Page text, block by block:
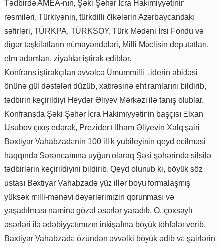
Tədbirdə AMEA-nın, Şəki Şəhər İcra Hakimiyyətinin
rəsmiləri, Türkiyənin, türkdilli ölkələrin Azərbaycandakı
səfirləri, TÜRKPA, TÜRKSOY, Türk Mədəni İrsi Fondu və
digər təşkilatların nümayəndələri, Milli Məclisin deputatları,
elm adamları, ziyalılar iştirak ediblər.
Konfrans iştirakçıları əvvəlcə Ümummilli Liderin abidəsi
önünə gül dəstələri düzüb, xatirəsinə ehtiramlarını bildirib,
tədbirin keçirildiyi Heydər Əliyev Mərkəzi ilə tanış olublar.
Konfransda Şəki Şəhər İcra Hakimiyyətinin başçısı Elxan
Usubov çıxış edərək, Prezident İlham Əliyevin Xalq şairi
Bəxtiyar Vahabzadənin 100 illik yubileyinin qeyd edilməsi
haqqında Sərəncamına uyğun olaraq Şəki şəhərində silsilə
tədbirlərin keçirildiyini bildirib. Qeyd olunub ki, böyük söz
ustası Bəxtiyar Vahabzadə yüz illər boyu formalaşmış
yüksək milli-mənəvi dəyərlərimizin qorunması və
yaşadılması naminə gözəl əsərlər yaradıb. O, çoxsaylı
əsərləri ilə ədəbiyyatımızın inkişafına böyük töhfələr verib.
Baxtiyar Vahabzadə özündən əvvəlki böyük ədib və şairlərin